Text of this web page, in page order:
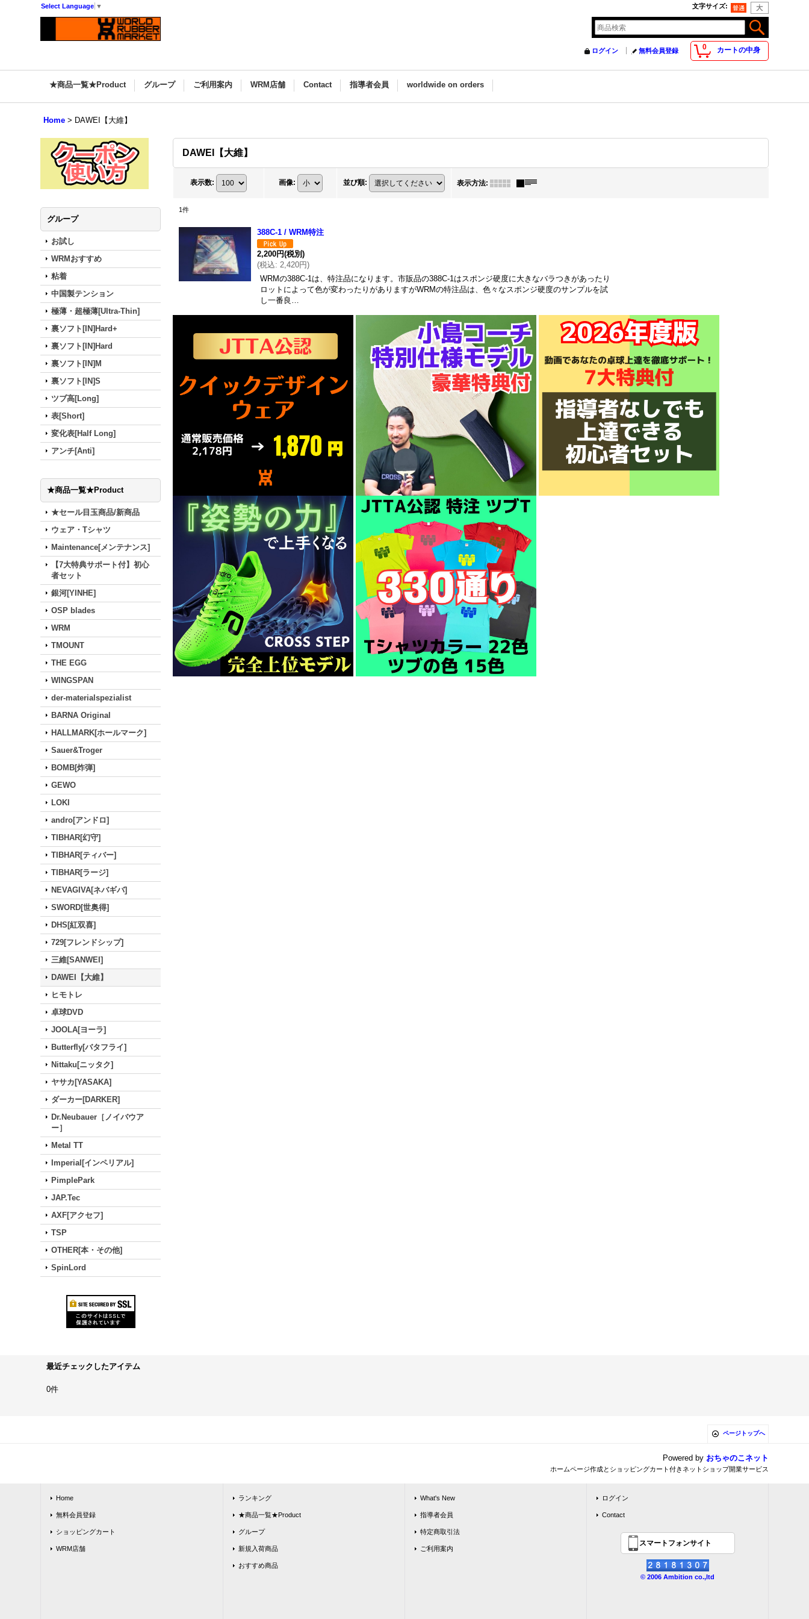
Select Language ▼ 文字サイズ:
0 カートの中身
ログイン 無料会員登録
★商品一覧★Product グループ ご利用案内 WRM店舗 Contact 指導者会員 worldwide on orders
Home > DAWEI【大維】
グループ
お試し
WRMおすすめ
粘着
中国製テンション
極薄・超極薄[Ultra-Thin]
裏ソフト[IN]Hard+
裏ソフト[IN]Hard
裏ソフト[IN]M
裏ソフト[IN]S
ツブ高[Long]
表[Short]
変化表[Half Long]
アンチ[Anti]
★商品一覧★Product
★セール目玉商品/新商品
ウェア・Tシャツ
Maintenance[メンテナンス]
【7大特典サポート付】初心
者セット
銀河[YINHE]
OSP blades
WRM
TMOUNT
THE EGG
WINGSPAN
der-materialspezialist
BARNA Original
HALLMARK[ホールマーク]
Sauer&Troger
BOMB[炸弾]
GEWO
LOKI
andro[アンドロ]
TIBHAR[幻守]
TIBHAR[ティバー]
TIBHAR[ラージ]
NEVAGIVA[ネバギバ]
SWORD[世奥得]
DHS[紅双喜]
729[フレンドシップ]
三維[SANWEI]
DAWEI【大維】
ヒモトレ
卓球DVD
JOOLA[ヨーラ]
Butterfly[バタフライ]
Nittaku[ニッタク]
ヤサカ[YASAKA]
ダーカー[DARKER]
Dr.Neubauer［ノイバウア
ー］
Metal TT
Imperial[インペリアル]
PimplePark
JAP.Tec
AXF[アクセフ]
TSP
OTHER[本・その他]
SpinLord
DAWEI【大維】
表示数: 画像: 並び順: 表示方法:
1件
388C-1 / WRM特注
2,200円(税別)
(税込: 2,420円)
WRMの388C-1は、特注品になります。市販品の388C-1はスポンジ硬度に大きなバラつきがあったり
ロットによって色が変わったりがありますがWRMの特注品は、色々なスポンジ硬度のサンプルを試
し一番良…
最近チェックしたアイテム
0件
ページトップへ
Powered by おちゃのこネット
ホームページ作成とショッピングカート付きネットショップ開業サービス
Home
無料会員登録
ショッピングカート
WRM店舗
ランキング
★商品一覧★Product
グループ
新規入荷商品
おすすめ商品
What's New
指導者会員
特定商取引法
ご利用案内
ログイン
Contact
スマートフォンサイト
© 2006 Ambition co.,ltd